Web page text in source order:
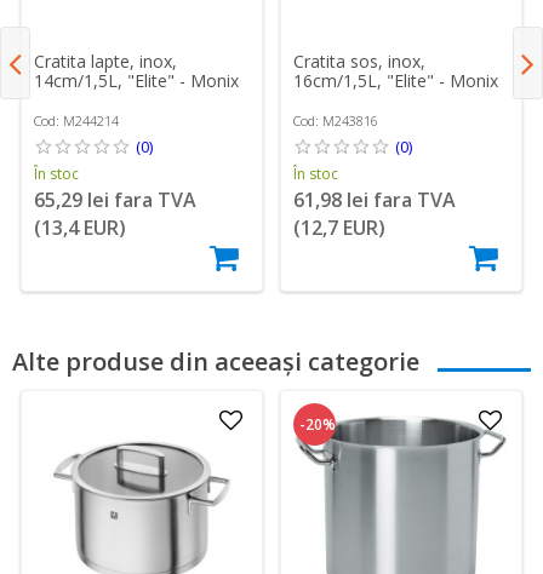
Cratita lapte, inox,
14cm/1,5L, "Elite" - Monix
Cod: M244214
(0)
În stoc
65,29 lei fara TVA
(13,4 EUR)
Cratita sos, inox,
16cm/1,5L, "Elite" - Monix
Cod: M243816
(0)
În stoc
61,98 lei fara TVA
(12,7 EUR)
Alte produse din aceeași categorie
-20%